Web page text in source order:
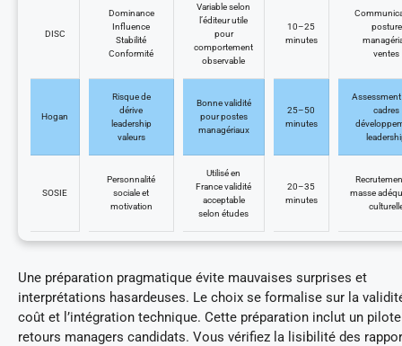
DISC
Dominance
Influence
Stabilité
Conformité
Variable selon
l’éditeur utile
pour
comportement
observable
10–25
minutes
posture
ventes
Hogan
Risque de
dérive
leadership
valeurs
Bonne validité
pour postes
managériaux
25–50
minutes
cadres
SOSIE
Personnalité
sociale et
motivation
Utilisé en
France validité
acceptable
selon études
20–35
minutes
masse
Une préparation pragmatique évite mauvaises surprises et
interprétations hasardeuses. Le choix se formalise sur la
coût et l’intégration technique. Cette préparation inclut un
retours managers candidats. Vous vérifiez la lisibilité des